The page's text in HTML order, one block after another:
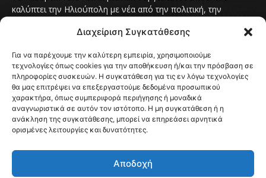
Διαχείριση Συγκατάθεσης
Για να παρέχουμε την καλύτερη εμπειρία, χρησιμοποιούμε
τεχνολογίες όπως cookies για την αποθήκευση ή/και την πρόσβαση σε
πληροφορίες συσκευών. Η συγκατάθεση για τις εν λόγω τεχνολογίες
θα μας επιτρέψει να επεξεργαστούμε δεδομένα προσωπικού
χαρακτήρα, όπως συμπεριφορά περιήγησης ή μοναδικά
αναγνωριστικά σε αυτόν τον ιστότοπο. Η μη συγκατάθεση ή η
ανάκληση της συγκατάθεσης, μπορεί να επηρεάσει αρνητικά
ορισμένες λειτουργίες και δυνατότητες.
Αποδοχή
καλύπτει την Ηλιούπολη με νέα από την πολιτική, την
Ηλιούπολης, των δημοτικών παρατάξεων και των
κάτι να πουν.Διαβάστε εδώ
Επικοινωνήστε μαζί μας στοilioupolipress1@yahoo.com
FOLLOW US